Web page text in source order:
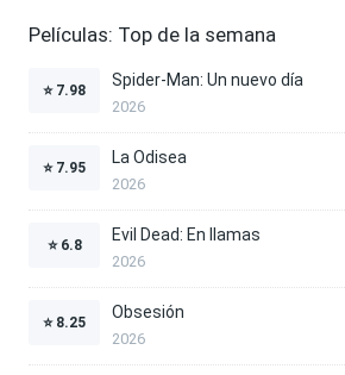
Películas: Top de la semana
⭐ 7.98
Spider-Man: Un nuevo día
2026
⭐ 7.95
La Odisea
2026
⭐ 6.8
Evil Dead: En llamas
2026
⭐ 8.25
Obsesión
2026